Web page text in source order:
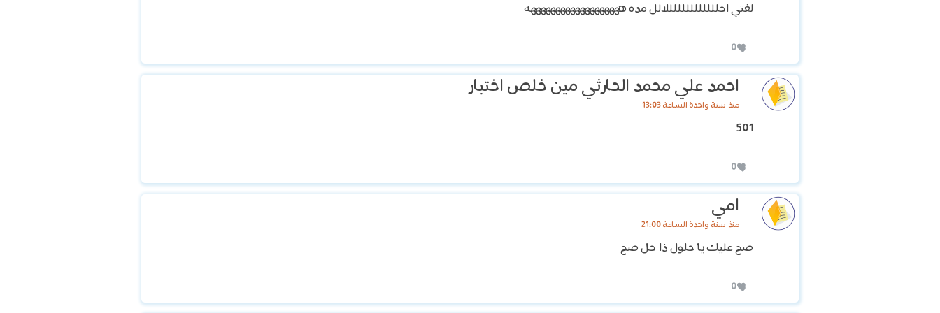
لغتي احلللللللللللللالل مده هههههههههههههههههههه
0
احمد علي محمد الحارثي مين خلص اختبار
منذ سنة واحدة الساعة 13:03
501
0
امي
منذ سنة واحدة الساعة 21:00
صح عليك يا حلول ذا حل صح
0